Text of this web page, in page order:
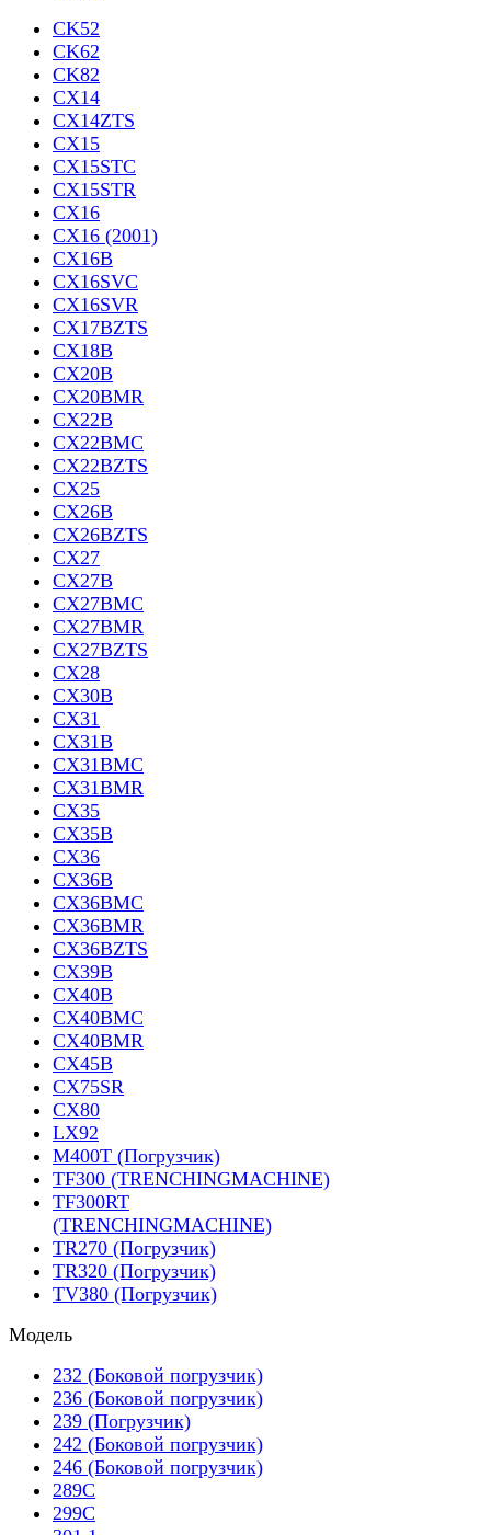
CK52
CK62
CK82
CX14
CX14ZTS
CX15
CX15STC
CX15STR
CX16
CX16 (2001)
CX16B
CX16SVC
CX16SVR
CX17BZTS
CX18B
CX20B
CX20BMR
CX22B
CX22BMC
CX22BZTS
CX25
CX26B
CX26BZTS
CX27
CX27B
CX27BMC
CX27BMR
CX27BZTS
CX28
CX30B
CX31
CX31B
CX31BMC
CX31BMR
CX35
CX35B
CX36
CX36B
CX36BMC
CX36BMR
CX36BZTS
CX39B
CX40B
CX40BMC
CX40BMR
CX45B
CX75SR
CX80
LX92
M400T (Погрузчик)
TF300 (TRENCHINGMACHINE)
TF300RT
(TRENCHINGMACHINE)
TR270 (Погрузчик)
TR320 (Погрузчик)
TV380 (Погрузчик)
Модель
232 (Боковой погрузчик)
236 (Боковой погрузчик)
239 (Погрузчик)
242 (Боковой погрузчик)
246 (Боковой погрузчик)
289C
299C